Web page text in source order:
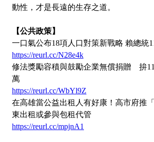
動性，才是長遠的生存之道。
【公共政策】
一口氣公布18項人口對策新戰略 賴總統
https://reurl.cc/N28e4k
修法獎勵容積與鼓勵企業無償捐贈 拚
萬
https://reurl.cc/WbYl9Z
在高雄當公益出租人有好康！高市府推
東出租或參與包租代管
https://reurl.cc/mpjnA1